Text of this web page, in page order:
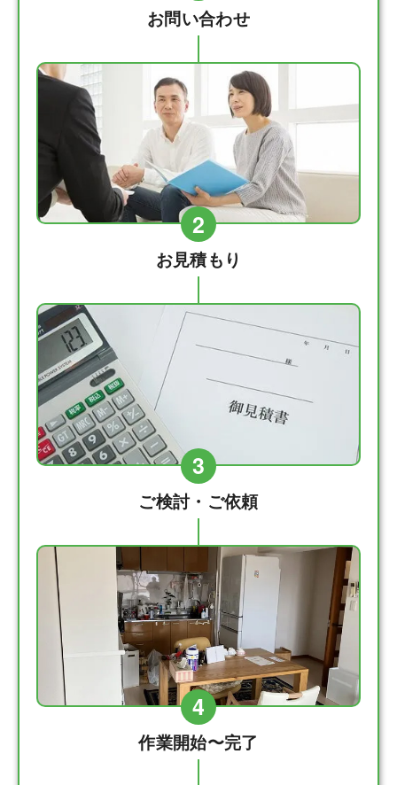
お問い合わせ
2
お見積もり
3
ご検討・ご依頼
4
作業開始〜完了